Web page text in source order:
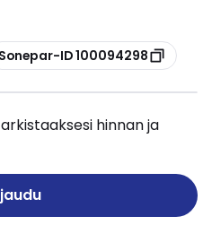
Sonepar-ID 100094298
hinnan ja